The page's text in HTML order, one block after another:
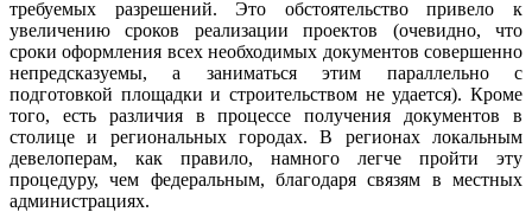
требуемых разрешений. Это обстоятельство привело к
увеличению сроков реализации проектов (очевидно, что
сроки оформления всех необходимых документов совершенно
непредсказуемы, а заниматься этим параллельно с
подготовкой площадки и строительством не удается). Кроме
того, есть различия в процессе получения документов в
столице и региональных городах. В регионах локальным
девелоперам, как правило, намного легче пройти эту
процедуру, чем федеральным, благодаря связям в местных
администрациях.